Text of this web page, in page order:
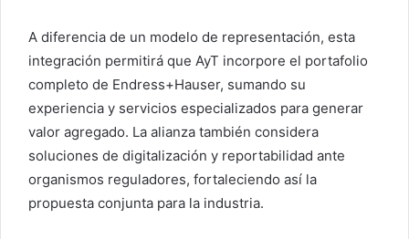
A diferencia de un modelo de representación, esta
integración permitirá que AyT incorpore el portafolio
completo de Endress+Hauser, sumando su
experiencia y servicios especializados para generar
valor agregado. La alianza también considera
soluciones de digitalización y reportabilidad ante
organismos reguladores, fortaleciendo así la
propuesta conjunta para la industria.